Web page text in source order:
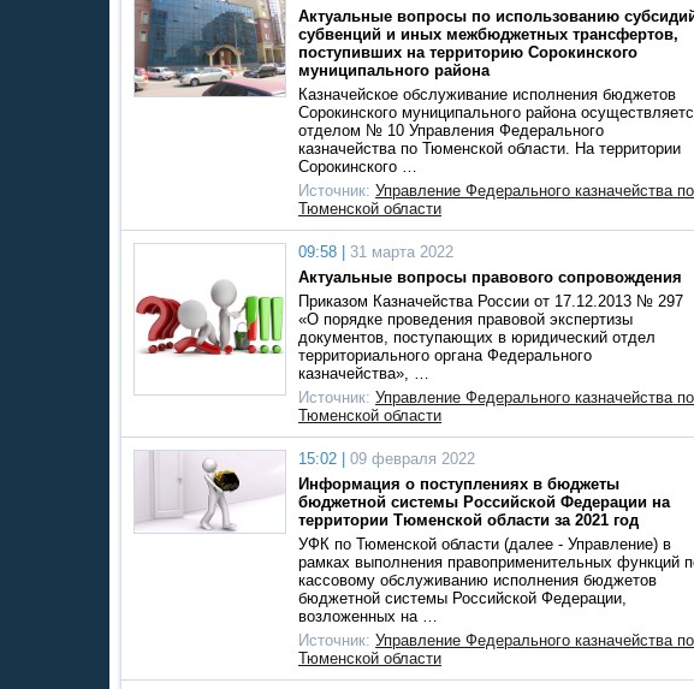
Актуальные вопросы по использованию
субвенций и иных межбюджетных трансфертов,
поступивших на территорию Сорокинского
муниципального района
Казначейское обслуживание исполнения бюджетов
Сорокинского муниципального района
отделом № 10 Управления Федерального
казначейства по Тюменской области. На территории
Сорокинского …
Источник: Управление Федерального казначейства по
Тюменской области
09:58 |
31 марта 2022
Актуальные вопросы правового сопровождения
Приказом Казначейства России от 17.12.2013 № 297
«О порядке проведения правовой экспертизы
документов, поступающих в юридический отдел
территориального органа Федерального
казначейства», …
Источник: Управление Федерального казначейства по
Тюменской области
15:02 |
09 февраля 2022
Информация о поступлениях в бюджеты
бюджетной системы Российской Федерации на
территории Тюменской области за 2021 год
УФК по Тюменской области (далее - Управление) в
рамках выполнения правоприменительных функций
кассовому обслуживанию исполнения бюджетов
бюджетной системы Российской Федерации,
возложенных на …
Источник: Управление Федерального казначейства по
Тюменской области